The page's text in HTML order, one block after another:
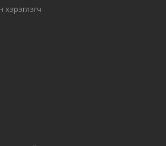
хэрэглэгч